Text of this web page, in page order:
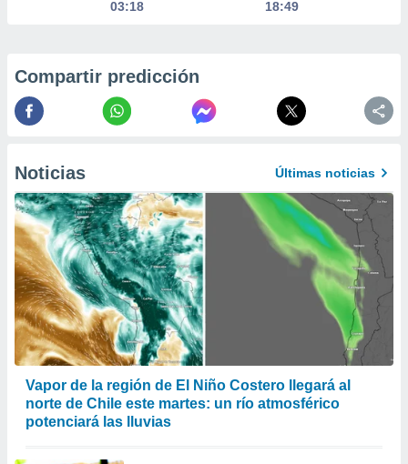
uso de
contenido
el
de
o a través
de
de
de
uso de
con el
e
03:18
18:49
Compartir predicción
Noticias Últimas noticias
Vapor de la región de El Niño Costero llegará al
norte de Chile este martes: un río atmosférico
potenciará las lluvias